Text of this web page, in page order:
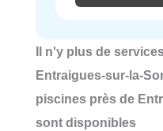
Il n'y plus de
Entraigues-sur-la-
piscines près de
sont disponibles